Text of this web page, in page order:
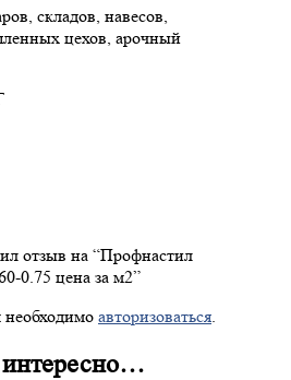
складов, навесов,
цехов, арочный
отзыв на “Профнастил
0.75 цена за м2”
необходимо авторизоваться